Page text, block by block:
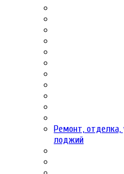
Ремонт, отделка,
лоджий